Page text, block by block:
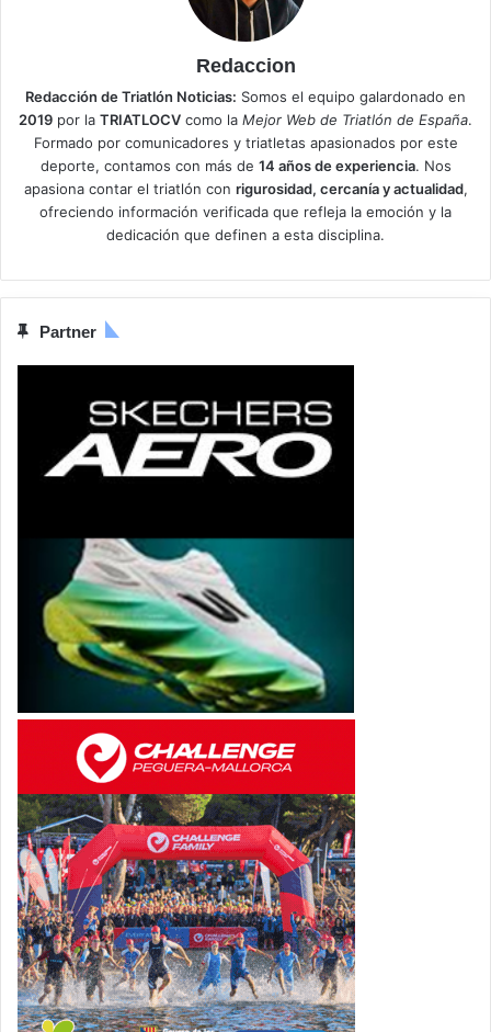
Redaccion
Redacción de Triatlón Noticias: Somos el equipo galardonado en
2019 por la TRIATLOCV como la Mejor Web de Triatlón de España.
Formado por comunicadores y triatletas apasionados por este
deporte, contamos con más de 14 años de experiencia. Nos
apasiona contar el triatlón con rigurosidad, cercanía y actualidad,
ofreciendo información verificada que refleja la emoción y la
dedicación que definen a esta disciplina.
Partner